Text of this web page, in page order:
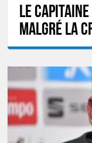
Le
malgré la